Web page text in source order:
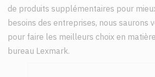
de produits supplémentaires pour
besoins des entreprises, nous saurons
pour faire les meilleurs choix en
bureau Lexmark.